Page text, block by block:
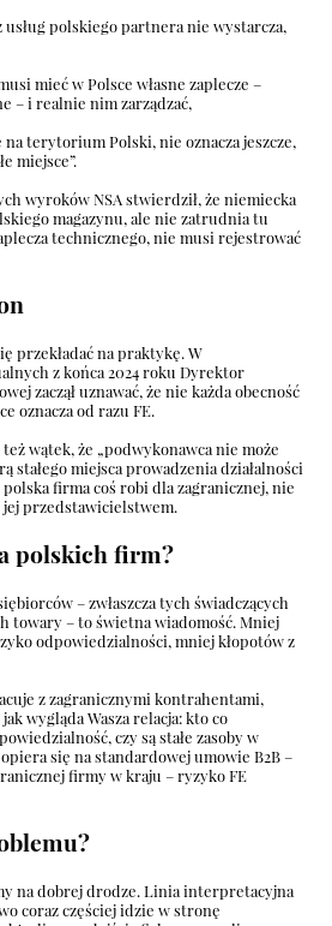
usług polskiego partnera nie wystarcza,
mieć w Polsce własne zaplecze –
– i realnie nim zarządzać,
na terytorium Polski, nie oznacza jeszcze,
miejsce”.
wyroków NSA stwierdził, że niemiecka
magazynu, ale nie zatrudnia tu
technicznego, nie musi rejestrować
przekładać na praktykę. W
z końca 2024 roku Dyrektor
zaczął uznawać, że nie każda obecność
oznacza od razu FE.
wątek, że „podwykonawca nie może
stałego miejsca prowadzenia działalności
firma coś robi dla zagranicznej, nie
jej przedstawicielstwem.
polskich firm?
– zwłaszcza tych świadczących
towary – to świetna wiadomość. Mniej
odpowiedzialności, mniej kłopotów z
z zagranicznymi kontrahentami,
wygląda Wasza relacja: kto co
czy są stałe zasoby w
się na standardowej umowie B2B –
firmy w kraju – ryzyko FE
na dobrej drodze. Linia interpretacyjna
coraz częściej idzie w stronę